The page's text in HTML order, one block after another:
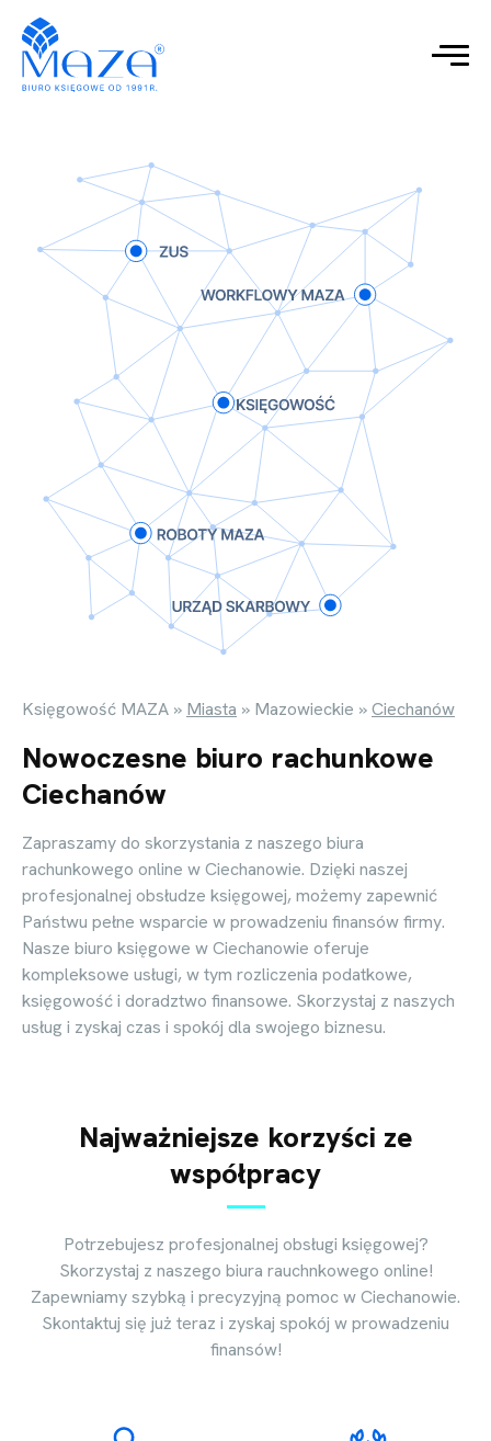
Księgowość MAZA » Miasta » Mazowieckie »Ciechanów
Nowoczesne biuro rachunkowe
Ciechanów
Zapraszamy do skorzystania z naszego biura
rachunkowego online w Ciechanowie. Dzięki naszej
profesjonalnej obsłudze księgowej, możemy zapewnić
Państwu pełne wsparcie w prowadzeniu finansów firmy.
Nasze biuro księgowe w Ciechanowie oferuje
kompleksowe usługi, w tym rozliczenia podatkowe,
księgowość i doradztwo finansowe. Skorzystaj z naszych
usług i zyskaj czas i spokój dla swojego biznesu.
Najważniejsze korzyści ze
współpracy
Potrzebujesz profesjonalnej obsługi księgowej?
Skorzystaj z naszego biura rauchnkowego online!
Zapewniamy szybką i precyzyjną pomoc w Ciechanowie.
Skontaktuj się już teraz i zyskaj spokój w prowadzeniu
finansów!